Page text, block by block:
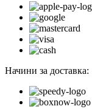
Начини за доставка: